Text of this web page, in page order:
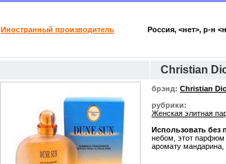
Иностранный производитель Россия, <нет>, р-н
Christian
брэнд: Christian
рубрики:
Женская элитная
Использовать без
небом, этот парфюм
аромату